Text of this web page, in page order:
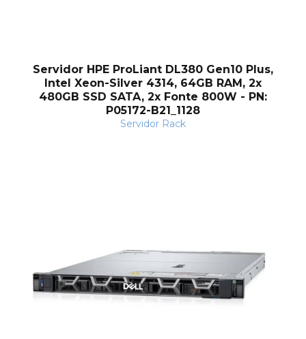
Servidor HPE ProLiant DL380 Gen10 Plus,
Intel Xeon-Silver 4314, 64GB RAM, 2x
480GB SSD SATA, 2x Fonte 800W - PN:
P05172-B21_1128
Servidor Rack